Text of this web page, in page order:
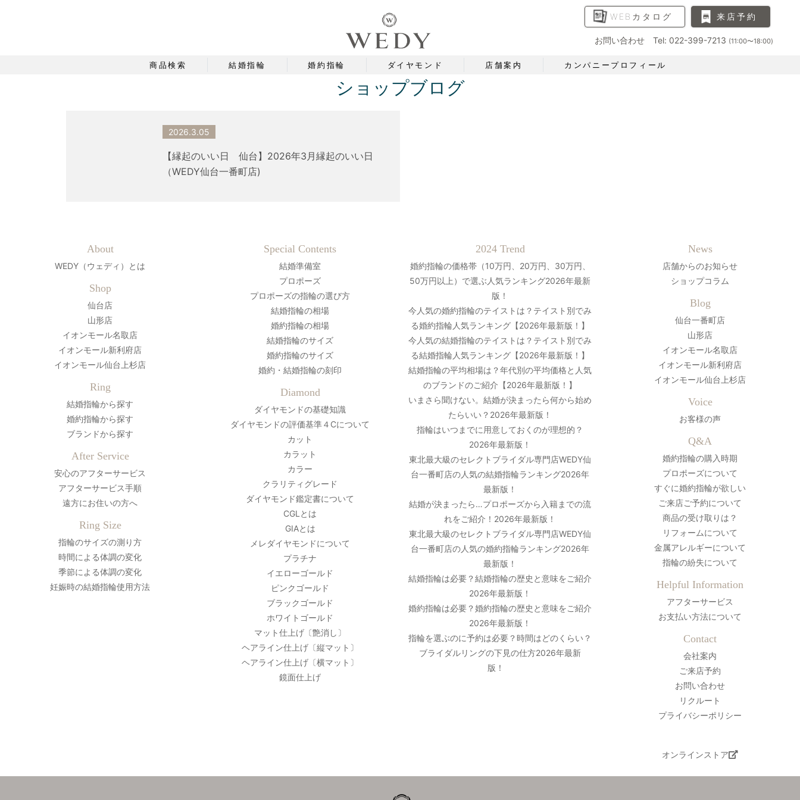
WEBカタログ 来店予約
お問い合わせ Tel: 022-399-7213 (11:00〜18:00)
商品検索 結婚指輪 婚約指輪 ダイヤモンド 店舗案内 カンパニープロフィール
ショップブログ
2026.3.05
【縁起のいい日 仙台】2026年3月縁起のいい日
（WEDY仙台一番町店)
About
WEDY（ウェディ）とは
Shop
仙台店
山形店
イオンモール名取店
イオンモール新利府店
イオンモール仙台上杉店
Ring
結婚指輪から探す
婚約指輪から探す
ブランドから探す
After Service
安心のアフターサービス
アフターサービス手順
遠方にお住いの方へ
Ring Size
指輪のサイズの測り方
時間による体調の変化
季節による体調の変化
妊娠時の結婚指輪使用方法
Special Contents
結婚準備室
プロポーズ
プロポーズの指輪の選び方
結婚指輪の相場
婚約指輪の相場
結婚指輪のサイズ
婚約指輪のサイズ
婚約・結婚指輪の刻印
Diamond
ダイヤモンドの基礎知識
ダイヤモンドの評価基準４Cについて
カット
カラット
カラー
クラリティグレード
ダイヤモンド鑑定書について
CGLとは
GIAとは
メレダイヤモンドについて
プラチナ
イエローゴールド
ピンクゴールド
ブラックゴールド
ホワイトゴールド
マット仕上げ〔艶消し〕
ヘアライン仕上げ〔縦マット〕
ヘアライン仕上げ〔横マット〕
鏡面仕上げ
2024 Trend
婚約指輪の価格帯（10万円、20万円、30万円、
50万円以上）で選ぶ人気ランキング2026年最新
版！
今人気の婚約指輪のテイストは？テイスト別でみ
る婚約指輪人気ランキング【2026年最新版！】
今人気の結婚指輪のテイストは？テイスト別でみ
る結婚指輪人気ランキング【2026年最新版！】
結婚指輪の平均相場は？年代別の平均価格と人気
のブランドのご紹介【2026年最新版！】
いまさら聞けない。結婚が決まったら何から始め
たらいい？2026年最新版！
指輪はいつまでに用意しておくのが理想的？
2026年最新版！
東北最大級のセレクトブライダル専門店WEDY仙
台一番町店の人気の結婚指輪ランキング2026年
最新版！
結婚が決まったら…プロポーズから入籍までの流
れをご紹介！2026年最新版！
東北最大級のセレクトブライダル専門店WEDY仙
台一番町店の人気の婚約指輪ランキング2026年
最新版！
結婚指輪は必要？結婚指輪の歴史と意味をご紹介
2026年最新版！
婚約指輪は必要？婚約指輪の歴史と意味をご紹介
2026年最新版！
指輪を選ぶのに予約は必要？時間はどのくらい？
ブライダルリングの下見の仕方2026年最新
版！
News
店舗からのお知らせ
ショップコラム
Blog
仙台一番町店
山形店
イオンモール名取店
イオンモール新利府店
イオンモール仙台上杉店
Voice
お客様の声
Q&A
婚約指輪の購入時期
プロポーズについて
すぐに婚約指輪が欲しい
ご来店ご予約について
商品の受け取りは？
リフォームについて
金属アレルギーについて
指輪の紛失について
Helpful Information
アフターサービス
お支払い方法について
Contact
会社案内
ご来店予約
お問い合わせ
リクルート
プライバシーポリシー
オンラインストア